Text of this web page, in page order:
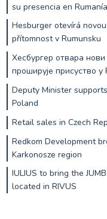
su presencia en Rumanía
Hesburger otevírá
přítomnost v Rumunsku
Хесбургер отвара
проширује присуство у
Deputy Minister
Poland
Retail sales in Czech
Redkom Development
Karkonosze region
IULIUS to bring the
located in RIVUS